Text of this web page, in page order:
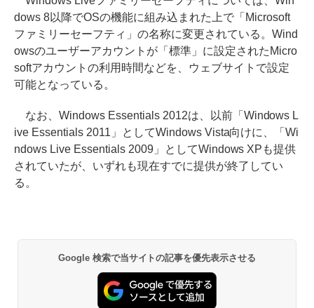
dows 8以降でOSの機能に組み込まれた上で「Microsoft
ファミリーセーフティ」の名称に変更されている。Wind
owsのユーザーアカウントが「標準」に設定されたMicro
softアカウントの利用時間などを、ウェブサイトで設定
可能となっている。
なお、Windows Essentials 2012は、以前「Windows L
ive Essentials 2011」としてWindows Vista向けに、「Wi
ndows Live Essentials 2009」としてWindows XPも提供
されていたが、いずれも現在すでに提供が終了してい
る。
Google 検索で当サイトの記事を優先表示させる